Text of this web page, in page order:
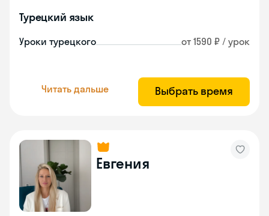
Турецкий язык
Уроки турецкого от 1590 ₽ / урок
Читать дальше Выбрать время
Евгения